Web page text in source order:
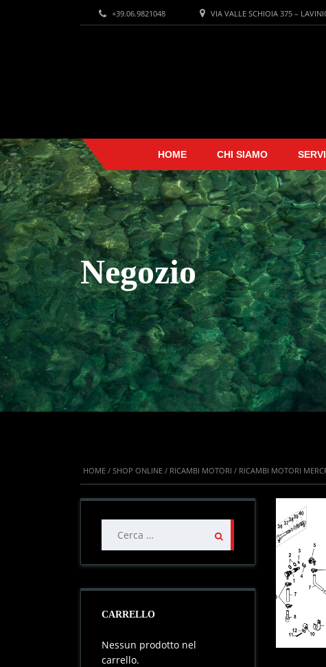
VIA VALLE SCHIOIA 375 –
+39.06.9821048
HOME CHI SIAMO
Negozio
HOME / SHOP ONLINE / RICAMBI MOTORI / RICAMBI MOTORI
IN OFFERTA!
per:
CARRELLO
Nessun prodotto nel
carrello.